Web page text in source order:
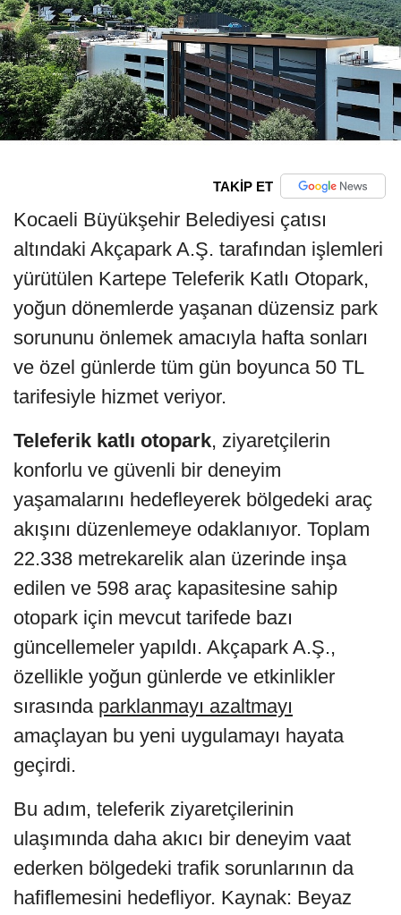
TAKİP ET
Kocaeli Büyükşehir Belediyesi çatısı
altındaki Akçapark A.Ş. tarafından işlemleri
yürütülen Kartepe Teleferik Katlı Otopark,
yoğun dönemlerde yaşanan düzensiz park
sorununu önlemek amacıyla hafta sonları
ve özel günlerde tüm gün boyunca 50 TL
tarifesiyle hizmet veriyor.
Teleferik katlı otopark, ziyaretçilerin
konforlu ve güvenli bir deneyim
yaşamalarını hedefleyerek bölgedeki araç
akışını düzenlemeye odaklanıyor. Toplam
22.338 metrekarelik alan üzerinde inşa
edilen ve 598 araç kapasitesine sahip
otopark için mevcut tarifede bazı
güncellemeler yapıldı. Akçapark A.Ş.,
özellikle yoğun günlerde ve etkinlikler
sırasında parklanmayı azaltmayı
amaçlayan bu yeni uygulamayı hayata
geçirdi.
Bu adım, teleferik ziyaretçilerinin
ulaşımında daha akıcı bir deneyim vaat
ederken bölgedeki trafik sorunlarının da
hafiflemesini hedefliyor. Kaynak: Beyaz